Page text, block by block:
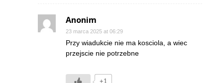
Anonim
23 marca 2025 at 06:29
Przy wiadukcie nie ma kosciola, a wiec
przejscie nie potrzebne
+1